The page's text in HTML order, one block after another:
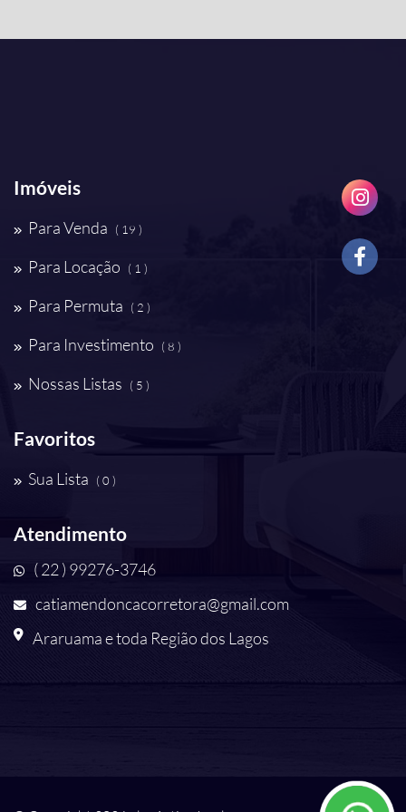
Imóveis
Para Venda ( 19 )
Para Locação ( 1 )
Para Permuta ( 2 )
Para Investimento ( 8 )
Nossas Listas ( 5 )
Favoritos
Sua Lista ( 0 )
Atendimento
( 22 ) 99276-3746
catiamendoncacorretora@gmail.com
Araruama e toda Região dos Lagos